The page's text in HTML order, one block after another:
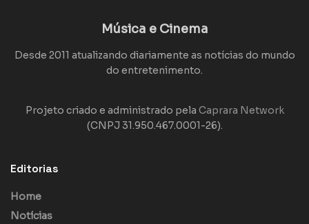
Música e Cinema
Desde 2011 atualizando diariamente as notícias do mundo
do entretenimento.
Projeto criado e administrado pela Caprara Network
(CNPJ 31.950.467.0001-26).
Editorias
Home
Notícias